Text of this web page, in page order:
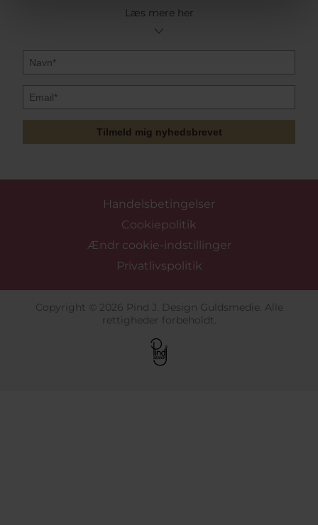
Læs mere her
Tilmeld mig nyhedsbrevet
Handelsbetingelser
Cookiepolitik
Ændr cookie-indstillinger
Privatlivspolitik
Copyright © 2026 Pind J. Design Guldsmedie. Alle
rettigheder forbeholdt.